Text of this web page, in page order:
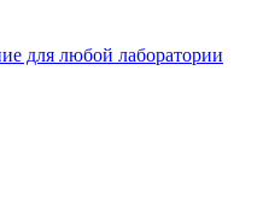
для любой лаборатории